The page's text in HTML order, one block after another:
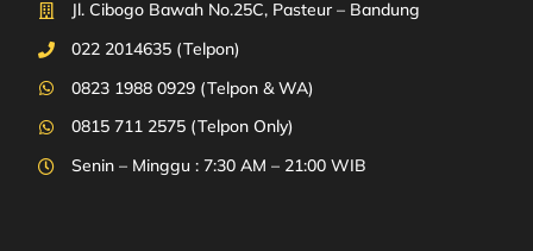
Jl. Cibogo Bawah No.25C, Pasteur – Bandung
022 2014635 (Telpon)
0823 1988 0929 (Telpon & WA)
0815 711 2575 (Telpon Only)
Senin – Minggu : 7:30 AM – 21:00 WIB